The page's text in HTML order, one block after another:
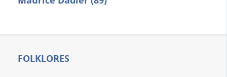
FOLKLORES